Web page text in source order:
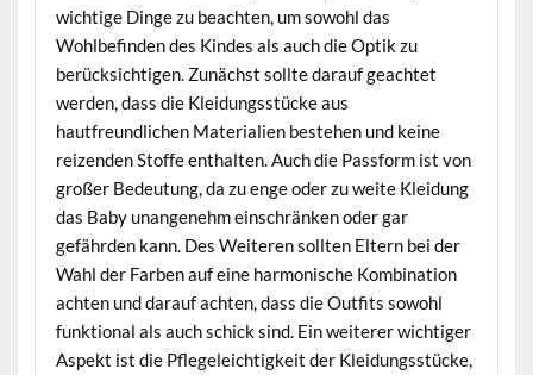
wichtige Dinge zu beachten, um sowohl das
Wohlbefinden des Kindes als auch die Optik zu
berücksichtigen. Zunächst sollte darauf geachtet
werden, dass die Kleidungsstücke aus
hautfreundlichen Materialien bestehen und keine
reizenden Stoffe enthalten. Auch die Passform ist von
großer Bedeutung, da zu enge oder zu weite Kleidung
das Baby unangenehm einschränken oder gar
gefährden kann. Des Weiteren sollten Eltern bei der
Wahl der Farben auf eine harmonische Kombination
achten und darauf achten, dass die Outfits sowohl
funktional als auch schick sind. Ein weiterer wichtiger
Aspekt ist die Pflegeleichtigkeit der Kleidungsstücke,